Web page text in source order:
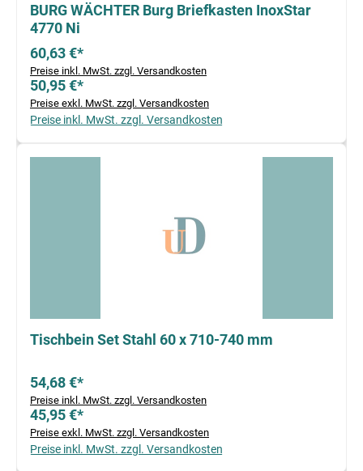
BURG WÄCHTER Burg Briefkasten InoxStar
4770 Ni
60,63 €*
Preise inkl. MwSt. zzgl. Versandkosten
50,95 €*
Preise exkl. MwSt. zzgl. Versandkosten
Preise inkl. MwSt. zzgl. Versandkosten
Tischbein Set Stahl 60 x 710-740 mm
54,68 €*
Preise inkl. MwSt. zzgl. Versandkosten
45,95 €*
Preise exkl. MwSt. zzgl. Versandkosten
Preise inkl. MwSt. zzgl. Versandkosten